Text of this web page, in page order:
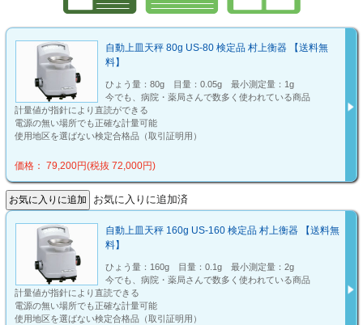
自動上皿天秤 80g US-80 検定品 村上衡器 【送料無
料】
ひょう量：80g 目量：0.05g 最小測定量：1g
今でも、病院・薬局さんで数多く使われている商品
計量値が指針により直読ができる
電源の無い場所でも正確な計量可能
使用地区を選ばない検定合格品（取引証明用）
価格： 79,200円(税抜 72,000円)
お気に入りに追加済
自動上皿天秤 160g US-160 検定品 村上衡器 【送料無
料】
ひょう量：160g 目量：0.1g 最小測定量：2g
今でも、病院・薬局さんで数多く使われている商品
計量値が指針により直読できる
電源の無い場所でも正確な計量可能
使用地区を選ばない検定合格品（取引証明用）